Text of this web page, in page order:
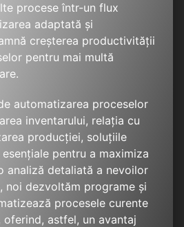
procese într-un flux
adaptată și
creșterea productivității
pentru mai multă
automatizarea proceselor
inventarului, relația cu
producției, soluțiile
pentru a maximiza
analiză detaliată a nevoilor
noi dezvoltăm programe și
procesele curente
oferind, astfel, un avantaj